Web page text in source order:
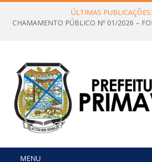
ÚLTIMAS PUBLICAÇÕES:
MENU